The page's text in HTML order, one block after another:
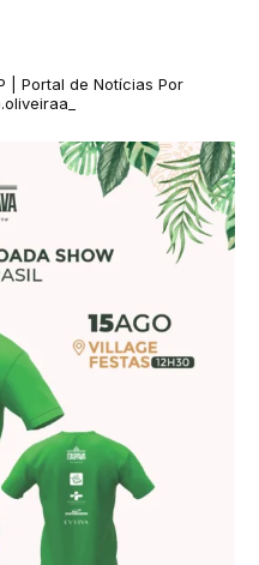
| Portal de Notícias Por